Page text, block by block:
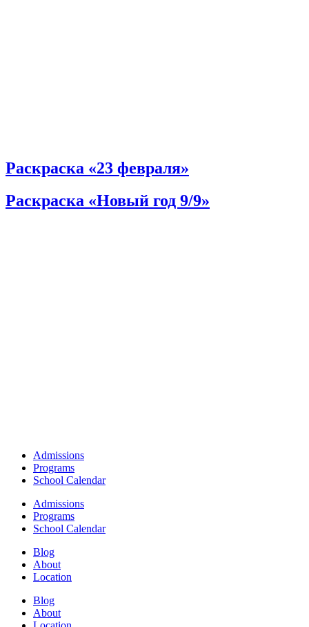
Раскраска «23 февраля»
Раскраска «Новый год 9/9»
Admissions
Programs
School Calendar
Admissions
Programs
School Calendar
Blog
About
Location
Blog
About